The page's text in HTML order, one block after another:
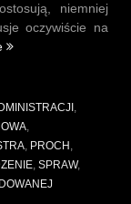
niemniej
oczywiście na
„Czasowy
broni
i
przemieszczania
jej
w
,
,
, PROCH ,
, SPRAW,